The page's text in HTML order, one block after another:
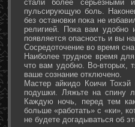
стали более серьезными
пульсирующую боль.
без остановки пока не
религией. Пока вам удобно
появляется опасность и вы
Сосредоточение во время сна
Наиболее трудное время
что вам удобно. Во-вторых,
ваше сознание отключено.
Мастер айкидо Коичи
подушки. Ляжьте на спину
Каждую ночь, перед тем
больше «работать» с «ки»,
не будете догадываться об